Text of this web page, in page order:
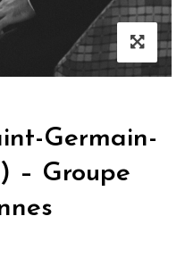
Germain-
– Groupe